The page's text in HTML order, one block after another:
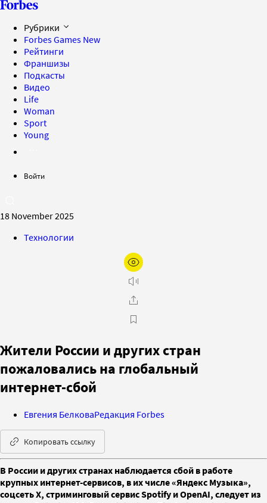
Рубрики
Forbes Games New
Рейтинги
Франшизы
Подкасты
Видео
Life
Woman
Sport
Young
Войти
18 November 2025
Технологии
Жители России и других стран
пожаловались на глобальный
интернет-сбой
Евгения БелковаРедакция Forbes
Копировать ссылку
В России и других странах наблюдается сбой в работе
крупных интернет-сервисов, в их числе «Яндекс Музыка»,
соцсеть X, стриминговый сервис Spotify и OpenAI, следует из